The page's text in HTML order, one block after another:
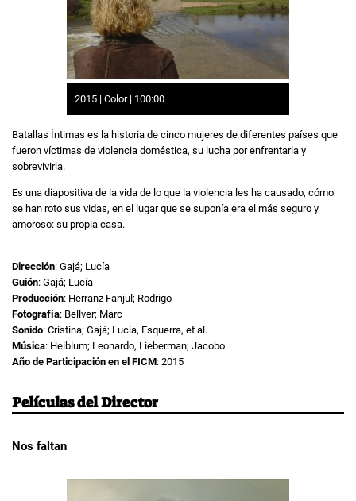
2015 | Color | 100:00
Batallas Íntimas es la historia de cinco mujeres de diferentes países que
fueron víctimas de violencia doméstica, su lucha por enfrentarla y
sobrevivirla.
Es una diapositiva de la vida de lo que la violencia les ha causado, cómo
se han roto sus vidas, en el lugar que se suponía era el más seguro y
amoroso: su propia casa.
Dirección: Gajá; Lucía
Guión: Gajá; Lucía
Producción: Herranz Fanjul; Rodrigo
Fotografía: Bellver; Marc
Sonido: Cristina; Gajá; Lucía, Esquerra, et al.
Música: Heiblum; Leonardo, Lieberman; Jacobo
Año de Participación en el FICM: 2015
Películas del Director
Nos faltan